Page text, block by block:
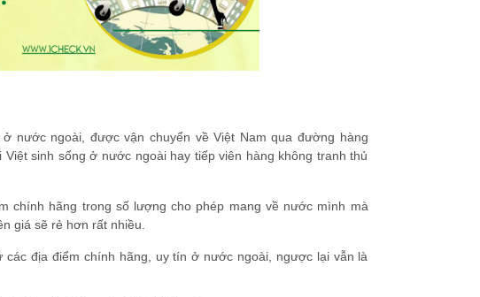
nước ngoài, được vận chuyển về Việt Nam qua đường hàng
sinh sống ở nước ngoài hay tiếp viên hàng không tranh thủ
chính hãng trong số lượng cho phép mang về nước mình mà
giá sẽ rẻ hơn rất nhiều.
địa điểm chính hãng, uy tín ở nước ngoài, ngược lại vẫn là